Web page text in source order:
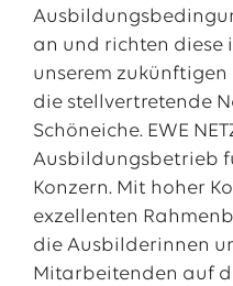
an und richten diese
unserem zukünftigen
die stellvertretende
Schöneiche. EWE
Ausbildungsbetrieb
Konzern. Mit hoher
exzellenten
die Ausbilderinnen
Mitarbeitenden auf